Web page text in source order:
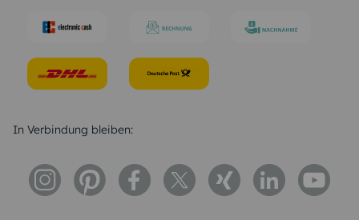
In Verbindung bleiben: